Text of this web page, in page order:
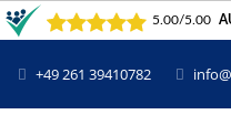
+49 261 39410782